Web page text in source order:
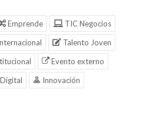
Emprende
TIC Negocios
Talento Joven
Evento externo
Innovación